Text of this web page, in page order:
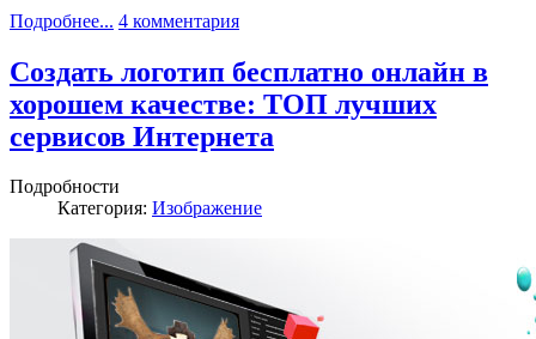
Подробнее... 4 комментария
Создать логотип бесплатно онлайн в
хорошем качестве: ТОП лучших
сервисов Интернета
Подробности
Категория: Изображение